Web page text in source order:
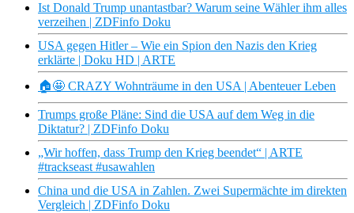
Ist Donald Trump unantastbar? Warum seine Wähler ihm alles
verzeihen | ZDFinfo Doku
USA gegen Hitler – Wie ein Spion den Nazis den Krieg
erklärte | Doku HD | ARTE
🏠🤩 CRAZY Wohnträume in den USA | Abenteuer Leben
Trumps große Pläne: Sind die USA auf dem Weg in die
Diktatur? | ZDFinfo Doku
„Wir hoffen, dass Trump den Krieg beendet“ | ARTE
#trackseast #usawahlen
China und die USA in Zahlen. Zwei Supermächte im direkten
Vergleich | ZDFinfo Doku